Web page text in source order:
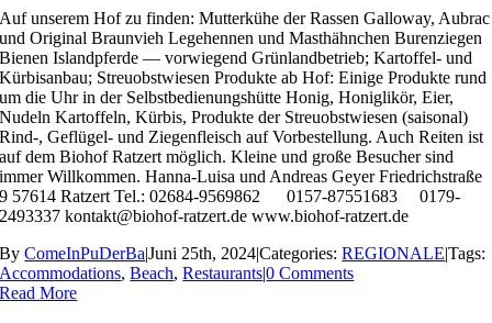
Auf unserem Hof zu finden: Mutterkühe der Rassen Galloway, Aubrac
und Original Braunvieh Legehennen und Masthähnchen Burenziegen
Bienen Islandpferde — vorwiegend Grünlandbetrieb; Kartoffel- und
Kürbisanbau; Streuobstwiesen Produkte ab Hof: Einige Produkte rund
um die Uhr in der Selbstbedienungshütte Honig, Honiglikör, Eier,
Nudeln Kartoffeln, Kürbis, Produkte der Streuobstwiesen (saisonal)
Rind-, Geflügel- und Ziegenfleisch auf Vorbestellung. Auch Reiten ist
auf dem Biohof Ratzert möglich. Kleine und große Besucher sind
immer Willkommen. Hanna-Luisa und Andreas Geyer Friedrichstraße
9 57614 Ratzert Tel.: 02684-9569862 0157-87551683 0179-
2493337 kontakt@biohof-ratzert.de www.biohof-ratzert.de
ByComeInPuDerBa|Juni 25th, 2024|Categories:REGIONALE|Tags:
Accommodations,Beach,Restaurants|0 Comments
Read More